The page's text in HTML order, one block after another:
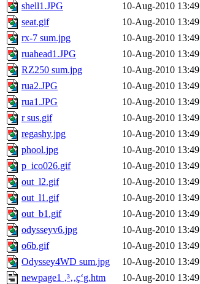
shell1.JPG
10-Aug-2010 13:49
seat.gif
10-Aug-2010 13:49
rx-7 sum.jpg
10-Aug-2010 13:49
ruahead1.JPG
10-Aug-2010 13:49
RZ250 sum.jpg
10-Aug-2010 13:49
rua2.JPG
10-Aug-2010 13:49
rua1.JPG
10-Aug-2010 13:49
r sus.gif
10-Aug-2010 13:49
regashy.jpg
10-Aug-2010 13:49
phool.jpg
10-Aug-2010 13:49
p_ico026.gif
10-Aug-2010 13:49
out_l2.gif
10-Aug-2010 13:49
out_l1.gif
10-Aug-2010 13:49
out_b1.gif
10-Aug-2010 13:49
odysseyv6.jpg
10-Aug-2010 13:49
o6b.gif
10-Aug-2010 13:49
Odyssey4WD sum.jpg
10-Aug-2010 13:49
newpage1 ‚³‚­‚ç‘g.htm
10-Aug-2010 13:49